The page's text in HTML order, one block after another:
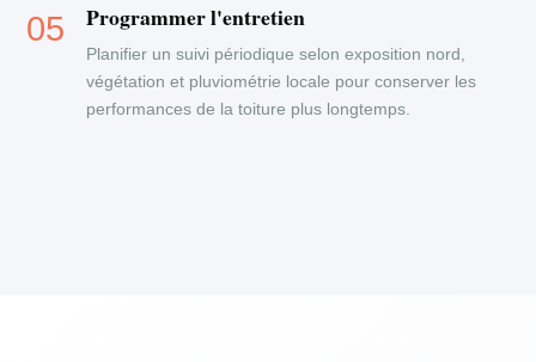
Programmer l'entretien
Planifier un suivi périodique selon exposition nord,
végétation et pluviométrie locale pour conserver les
performances de la toiture plus longtemps.